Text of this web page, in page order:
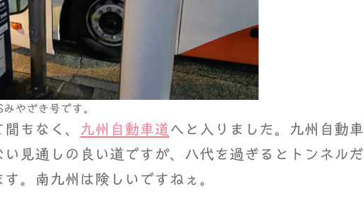
やざき号です。
もなく、 九州自動車道 へと入りました。九州自動車
見通しの良い道ですが、八代を過ぎるとトンネルだ
。南九州は険しいですねぇ。